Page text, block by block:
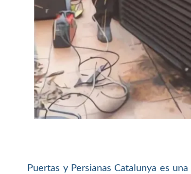
Puertas y Persianas Catalunya es una